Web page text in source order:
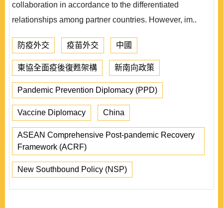
collaboration in accordance to the differentiated
relationships among partner countries. However, im..
防疫外交 疫苗外交 中國
東協全面疫後復甦架構 新南向政策
Pandemic Prevention Diplomacy (PPD)
Vaccine Diplomacy China
ASEAN Comprehensive Post-pandemic Recovery
Framework (ACRF)
New Southbound Policy (NSP)